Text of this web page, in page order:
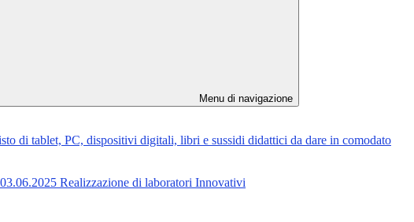
Menu di navigazione
tablet, PC, dispositivi digitali, libri e sussidi didattici da dare in comodato
Realizzazione di laboratori Innovativi